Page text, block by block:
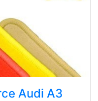
Audi A3